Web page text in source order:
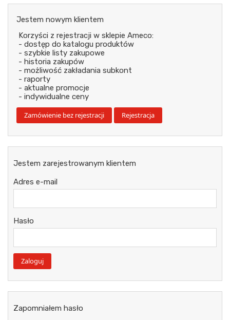
Jestem nowym klientem
Korzyści z rejestracji w sklepie Ameco:
- dostęp do katalogu produktów
- szybkie listy zakupowe
- historia zakupów
- możliwość zakładania subkont
- raporty
- aktualne promocje
- indywidualne ceny
Jestem zarejestrowanym klientem
Adres e-mail
Hasło
Zapomniałem hasło